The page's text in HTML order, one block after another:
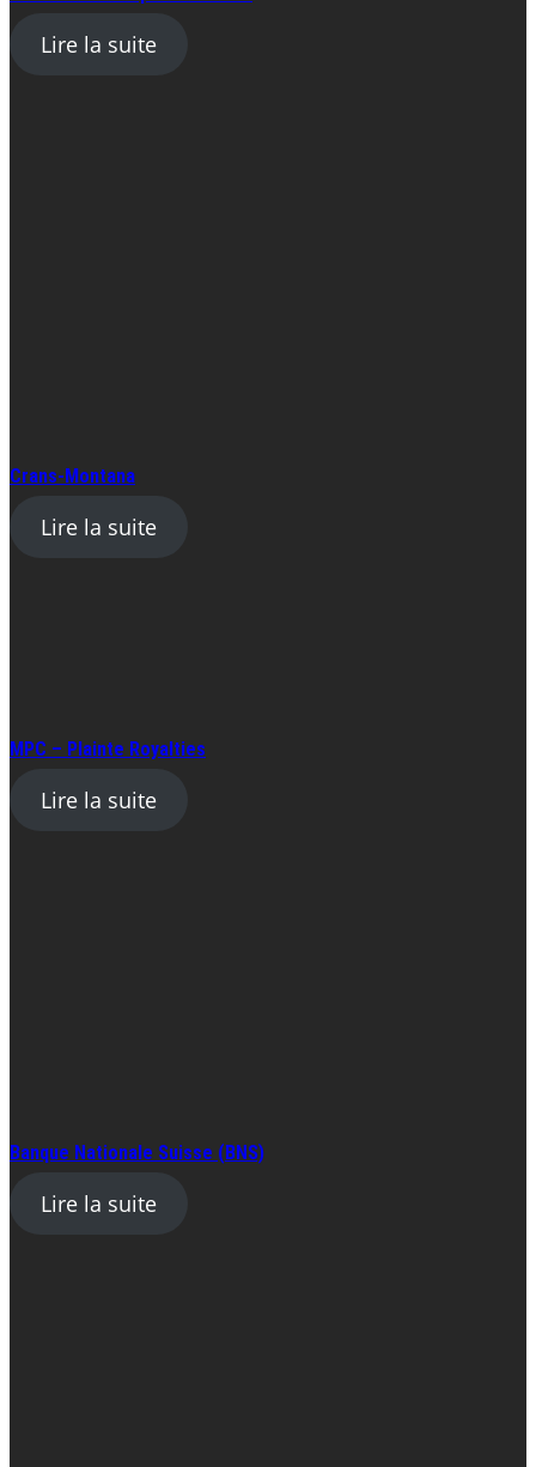
Lire la suite
Crans-Montana
Lire la suite
MPC – Plainte Royalties
Lire la suite
Banque Nationale Suisse (BNS)
Lire la suite